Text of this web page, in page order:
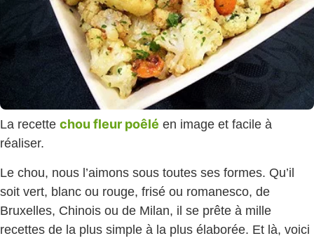
La recette chou fleur poêlé en image et facile à
réaliser.
Le chou, nous l’aimons sous toutes ses formes. Qu’il
soit vert, blanc ou rouge, frisé ou romanesco, de
Bruxelles, Chinois ou de Milan, il se prête à mille
recettes de la plus simple à la plus élaborée. Et là, voici